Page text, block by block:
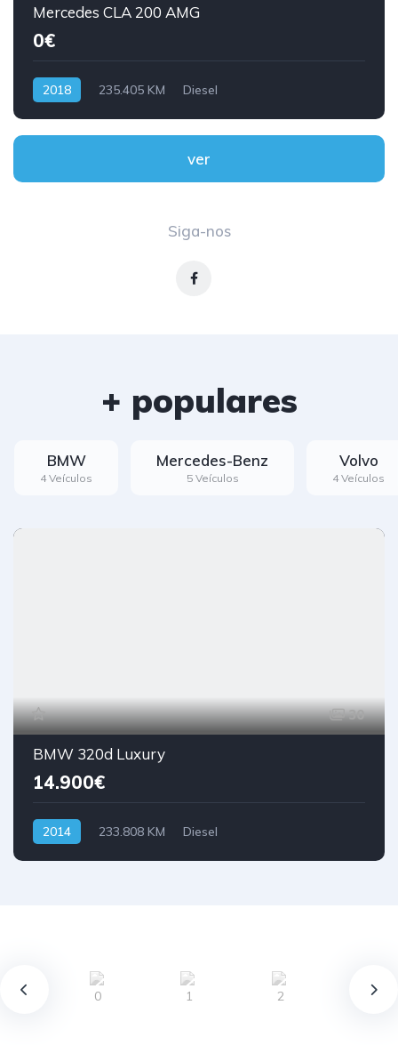
Mercedes CLA 200 AMG
0€
2018 235.405 KM Diesel
Siga-nos
ver
+ populares
BMW
4 Veículos
Mercedes-Benz
5 Veículos
Volvo
4 Veículos
30
BMW 320d Luxury
14.900€
2014 233.808 KM Diesel